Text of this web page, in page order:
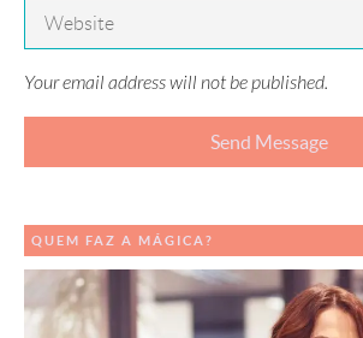
Your email address will not be published.
QUEM FAZ A MÁGICA?